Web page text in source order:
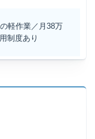
軽作業／月38万
制度あり